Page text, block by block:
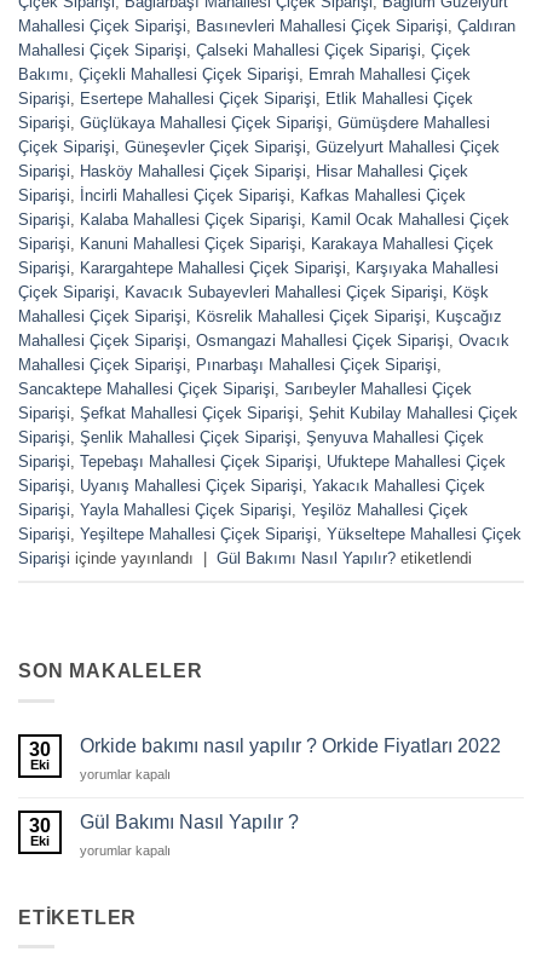
Mahallesi Çiçek Siparişi, Basınevleri Mahallesi Çiçek Siparişi, Çaldıran
Mahallesi Çiçek Siparişi, Çalseki Mahallesi Çiçek Siparişi, Çiçek
Bakımı, Çiçekli Mahallesi Çiçek Siparişi, Emrah Mahallesi Çiçek
Siparişi, Esertepe Mahallesi Çiçek Siparişi, Etlik Mahallesi Çiçek
Siparişi, Güçlükaya Mahallesi Çiçek Siparişi, Gümüşdere Mahallesi
Çiçek Siparişi, Güneşevler Çiçek Siparişi, Güzelyurt Mahallesi Çiçek
Siparişi, Hasköy Mahallesi Çiçek Siparişi, Hisar Mahallesi Çiçek
Siparişi, İncirli Mahallesi Çiçek Siparişi, Kafkas Mahallesi Çiçek
Siparişi, Kalaba Mahallesi Çiçek Siparişi, Kamil Ocak Mahallesi Çiçek
Siparişi, Kanuni Mahallesi Çiçek Siparişi, Karakaya Mahallesi Çiçek
Siparişi, Karargahtepe Mahallesi Çiçek Siparişi, Karşıyaka Mahallesi
Çiçek Siparişi, Kavacık Subayevleri Mahallesi Çiçek Siparişi, Köşk
Mahallesi Çiçek Siparişi, Kösrelik Mahallesi Çiçek Siparişi, Kuşcağız
Mahallesi Çiçek Siparişi, Osmangazi Mahallesi Çiçek Siparişi, Ovacık
Mahallesi Çiçek Siparişi, Pınarbaşı Mahallesi Çiçek Siparişi,
Sancaktepe Mahallesi Çiçek Siparişi, Sarıbeyler Mahallesi Çiçek
Siparişi, Şefkat Mahallesi Çiçek Siparişi, Şehit Kubilay Mahallesi Çiçek
Siparişi, Şenlik Mahallesi Çiçek Siparişi, Şenyuva Mahallesi Çiçek
Siparişi, Tepebaşı Mahallesi Çiçek Siparişi, Ufuktepe Mahallesi Çiçek
Siparişi, Uyanış Mahallesi Çiçek Siparişi, Yakacık Mahallesi Çiçek
Siparişi, Yayla Mahallesi Çiçek Siparişi, Yeşilöz Mahallesi Çiçek
Siparişi, Yeşiltepe Mahallesi Çiçek Siparişi, Yükseltepe Mahallesi Çiçek
Siparişi içinde yayınlandı Gül Bakımı Nasıl Yapılır? etiketlendi
SON MAKALELER
30
Eki
Orkide bakımı nasıl yapılır ? Orkide Fiyatları 2022
Orkide
nasıl
?
2022
yorumlar kapalı
30
Eki
Gül Bakımı Nasıl Yapılır ?
Gül
Yapılır
yorumlar kapalı
ETIKETLER